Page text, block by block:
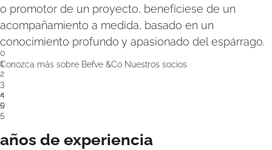
o promotor de un proyecto, benefíciese de un
acompañamiento a medida, basado en un
conocimiento profundo y apasionado del espárrago.
Conozca más sobre Befve &Co Nuestros socios
+
0
1
2
3
4
5
0
5
años de experiencia